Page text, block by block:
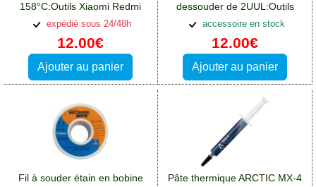
158°C:Outils Xiaomi Redmi
13(4G)
expédié sous 24/48h
12.00€
Ajouter au panier
dessouder de 2UUL:Outils
Xiaomi Redmi 13(4G)
accessoire en stock
12.00€
Ajouter au panier
Fil à souder étain en bobine
Pâte thermique ARCTIC MX-4